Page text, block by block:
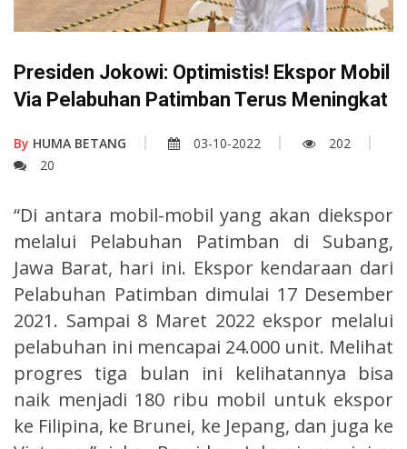
Presiden Jokowi: Optimistis! Ekspor Mobil
Via Pelabuhan Patimban Terus Meningkat
By HUMA BETANG 03-10-2022
202
20
“Di antara mobil-mobil yang akan diekspor
melalui Pelabuhan Patimban di Subang,
Jawa Barat, hari ini. Ekspor kendaraan dari
Pelabuhan Patimban dimulai 17 Desember
2021. Sampai 8 Maret 2022 ekspor melalui
pelabuhan ini mencapai 24.000 unit. Melihat
progres tiga bulan ini kelihatannya bisa
naik menjadi 180 ribu mobil untuk ekspor
ke Filipina, ke Brunei, ke Jepang, dan juga ke